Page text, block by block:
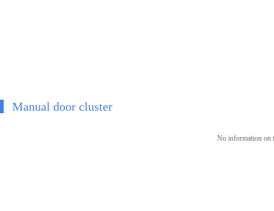
Manual door cluster
No information on